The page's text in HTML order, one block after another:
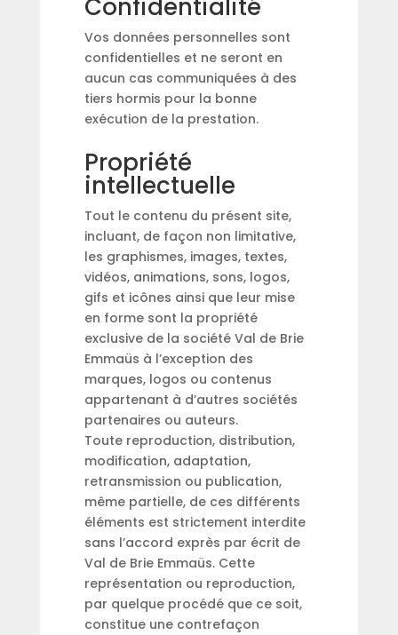
Confidentialité
Vos données personnelles sont
confidentielles et ne seront en
aucun cas communiquées à des
tiers hormis pour la bonne
exécution de la prestation.
Propriété
intellectuelle
Tout le contenu du présent site,
incluant, de façon non limitative,
les graphismes, images, textes,
vidéos, animations, sons, logos,
gifs et icônes ainsi que leur mise
en forme sont la propriété
exclusive de la société Val de Brie
Emmaüs à l’exception des
marques, logos ou contenus
appartenant à d’autres sociétés
partenaires ou auteurs.
Toute reproduction, distribution,
modification, adaptation,
retransmission ou publication,
même partielle, de ces différents
éléments est strictement interdite
sans l’accord exprès par écrit de
Val de Brie Emmaüs. Cette
représentation ou reproduction,
par quelque procédé que ce soit,
constitue une contrefaçon